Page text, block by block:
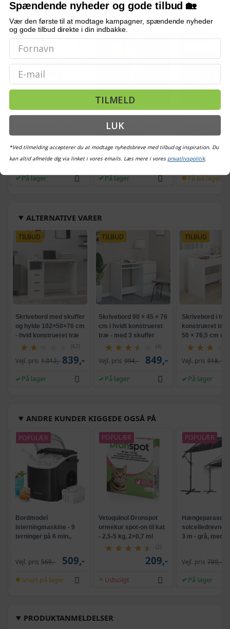
PRODUKTANMELDELSER
OFTE KØBT SAMMEN MED
TILBUD
Sokkel til
udtrækshylde - hvid,
stål, 60×56,5×54,5 cm(1074)
Vejl. pris 1.042,- 569,-
På lager
Sengebord med 1
skuffe - hvidt natbord
30×30×63 cm
(9)
779,-
På lager
Drejelig
sennepsgul
Få på lager
ALTERNATIVE VARER
TILBUD
Skrivebord med skuffer
og hylde 102×50×76 cm
- hvid konstrueret træ
(62)
Vejl. pris 1.012,- 839,-
På lager
TILBUD
Skrivebord 90 × 45 × 76
cm i hvidt konstrueret
træ - med 3 skuffer
(4)
Vejl. pris 994,- 849,-
På lager
TILBUD
Skrivebord i
konstrueret træ
50 × 76,5 cm
skuffer
Vejl. pris 918,-
På lager
ANDRE KUNDER KIGGEDE OGSÅ PÅ
POPULÆR
Bordmodel
isterningmaskine - 9
terninger på 6 min.,
Vejl. pris 569,- 509,-
Snart på lager
POPULÆR
Vetoquinol Dronspot
ormekur spot-on til kat
- 2,5-5 kg, 2×0,7 ml
(2)
209,-
Udsolgt
POPULÆR
Hængeparasols
solcelledrevne
3 m - grå, med
Vejl. pris 709,-
På lager
Spændende nyheder og gode tilbud 🏡
Vær den første til at modtage kampagner, spændende nyheder
og gode tilbud direkte i din indbakke.
Email
TILMELD
LUK
*Ved tilmelding accepterer du at modtage nyhedsbreve med tilbud og inspiration. Du
kan altid afmelde dig via linket i vores emails. Læs mere i vores privatlivspolitik.